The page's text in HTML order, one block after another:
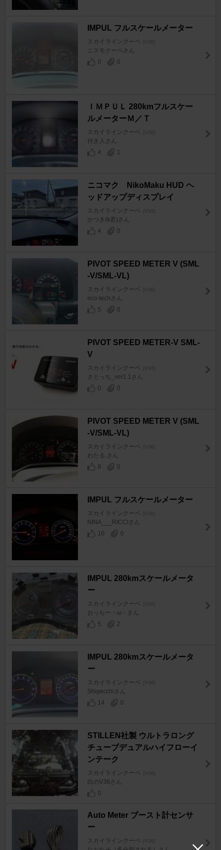
IMPUL フルスケールメーター
スカイラインクーペ [V36]
ニスモクーペさん
0
0
ＩＭＰＵＬ 280kmフルスケー
ルメーターＭ／Ｔ
スカイラインクーペ [V36]
付き人さん
4
1
ニコマク NikoMaku HUD ヘ
ッドアップディスプレイ
スカイラインクーペ [V36]
かつき(k君)さん
4
0
PIVOT SPEED METER V (SML
-V/SML-VL)
スカイラインクーペ [V36]
eco-techさん
5
0
PIVOT SPEED METER-V SML-
V
スカイラインクーペ [V36]
さとっち_ver1.1さん
0
0
PIVOT SPEED METER V (SML
-V/SML-VL)
スカイラインクーペ [V36]
わたる.さん
8
0
IMPUL フルスケールメーター
スカイラインクーペ [V36]
NINA___RICCIさん
10
0
IMPUL 280kmスケールメータ
ー
スカイラインクーペ [V36]
おっちー・ω・さん
5
2
IMPUL 280kmスケールメータ
ー
スカイラインクーペ [V36]
Shigecchiさん
14
0
STILLEN社製 ウルトラロング
チューブデュアルハイフローイ
ンテーク
スカイラインクーペ [V36]
白のV36さん
0
Auto Meter ブースト計センサ
ー
スカイラインクーペ [V36]